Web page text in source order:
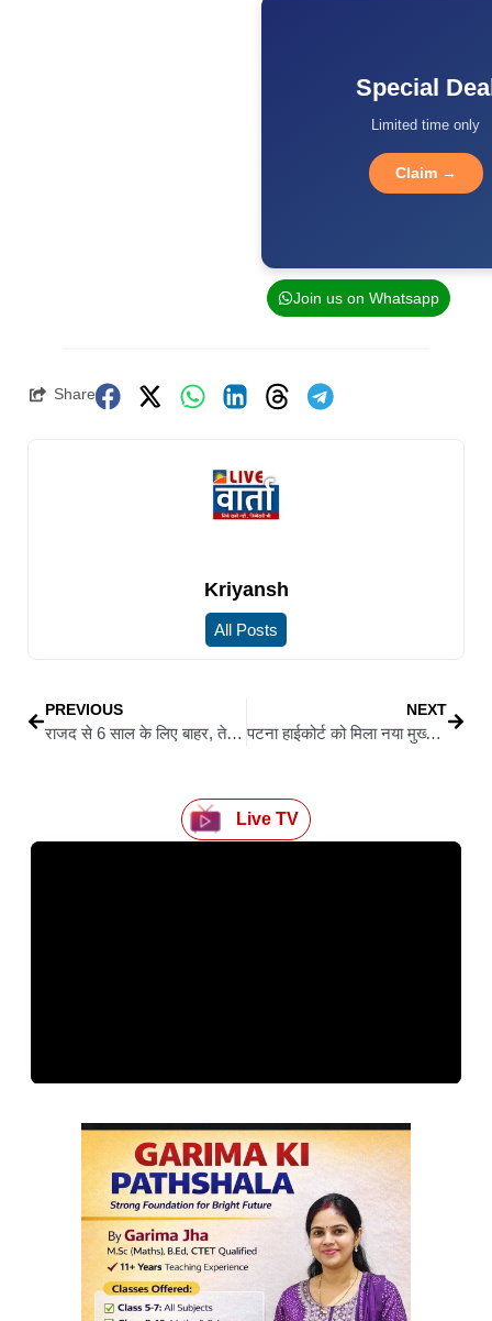
Special
Limited time only
Claim →
Join us on Whatsapp
Share
Kriyansh
All Posts
PREVIOUS
राजद से 6 साल के लिए बाहर, तेजप्रताप ने बनाया नया नया फेसबुक पेज…पार्टी चिन्ह और नाम हटाया
NEXT
पटना हाईकोर्ट को मिला नया मुख्य न्यायाधीश, जस्टिस विपुल एम. पंचोली ने ली पद और गोपनीयता की शपथ
Live TV